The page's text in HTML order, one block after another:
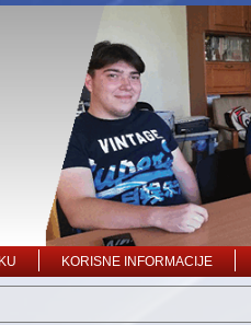
KORISNE INFORMACIJE